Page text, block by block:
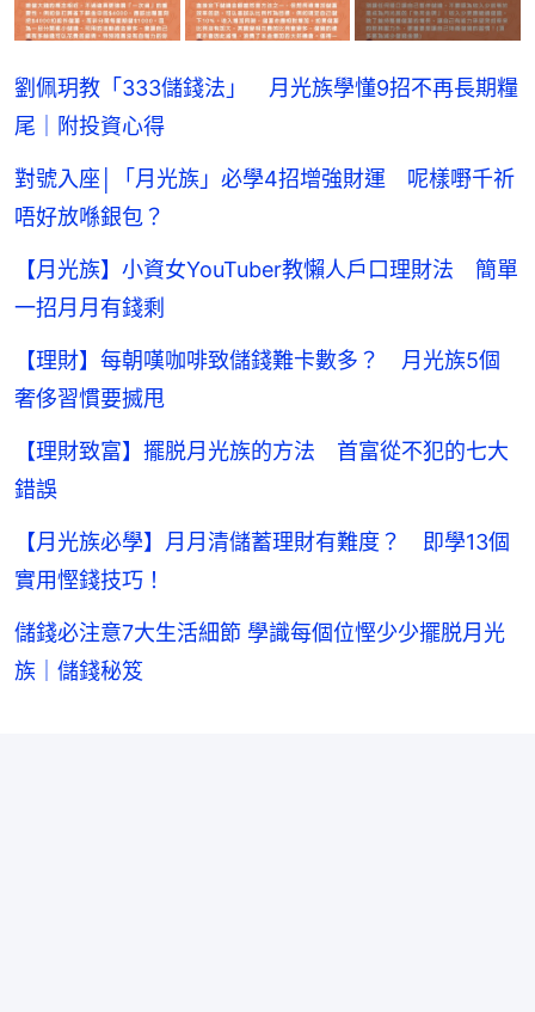
劉佩玥教「333儲錢法」 月光族學懂9招不再長期糧
尾｜附投資心得
對號入座│「月光族」必學4招增強財運 呢樣嘢千祈
唔好放喺銀包？
【月光族】小資女YouTuber教懶人戶口理財法 簡單
一招月月有錢剩
【理財】每朝嘆咖啡致儲錢難卡數多？ 月光族5個
奢侈習慣要搣甩
【理財致富】擺脱月光族的方法 首富從不犯的七大
錯誤
【月光族必學】月月清儲蓄理財有難度？ 即學13個
實用慳錢技巧！
儲錢必注意7大生活細節 學識每個位慳少少擺脱月光
族｜儲錢秘笈